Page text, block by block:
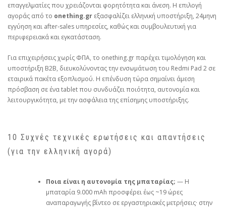
επαγγελματίες που χρειάζονται φορητότητα και άνεση. Η επιλογή
αγοράς από το onething.gr εξασφαλίζει ελληνική υποστήριξη, 24μηνη
εγγύηση και after‑sales υπηρεσίες, καθώς και συμβουλευτική για
περιφερειακά και εγκατάσταση.
Για επιχειρήσεις χωρίς ΦΠΑ, το onething.gr παρέχει τιμολόγηση και
υποστήριξη B2B, διευκολύνοντας την ενσωμάτωση του Redmi Pad 2 σε
εταιρικά πακέτα εξοπλισμού. Η επένδυση τώρα σημαίνει άμεση
πρόσβαση σε ένα tablet που συνδυάζει ποιότητα, αυτονομία και
λειτουργικότητα, με την ασφάλεια της επίσημης υποστήριξης.
10 Συχνές τεχνικές ερωτήσεις και απαντήσεις
(για την ελληνική αγορά)
Ποια είναι η αυτονομία της μπαταρίας; — Η
μπαταρία 9.000 mAh προσφέρει έως ~19 ώρες
αναπαραγωγής βίντεο σε εργαστηριακές μετρήσεις· στην